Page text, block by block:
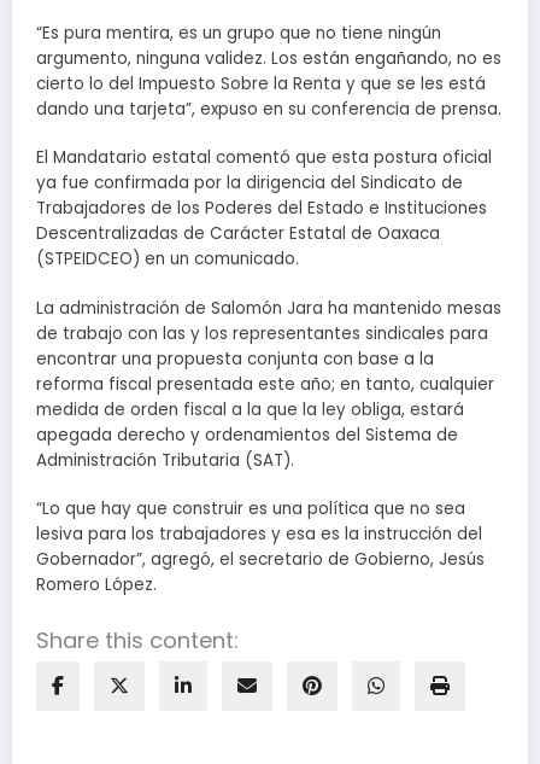
“Es pura mentira, es un grupo que no tiene ningún
argumento, ninguna validez. Los están engañando, no es
cierto lo del Impuesto Sobre la Renta y que se les está
dando una tarjeta”, expuso en su conferencia de prensa.
El Mandatario estatal comentó que esta postura oficial
ya fue confirmada por la dirigencia del Sindicato de
Trabajadores de los Poderes del Estado e Instituciones
Descentralizadas de Carácter Estatal de Oaxaca
(STPEIDCEO) en un comunicado.
La administración de Salomón Jara ha mantenido mesas
de trabajo con las y los representantes sindicales para
encontrar una propuesta conjunta con base a la
reforma fiscal presentada este año; en tanto, cualquier
medida de orden fiscal a la que la ley obliga, estará
apegada derecho y ordenamientos del Sistema de
Administración Tributaria (SAT).
“Lo que hay que construir es una política que no sea
lesiva para los trabajadores y esa es la instrucción del
Gobernador”, agregó, el secretario de Gobierno, Jesús
Romero López.
Share this content: